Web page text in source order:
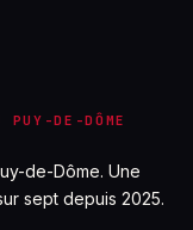
PUY-DE-DÔME
de-Dôme. Une
sept depuis 2025.